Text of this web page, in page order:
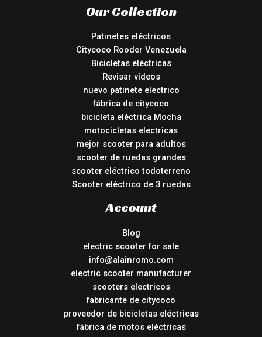
Our Collection
Patinetes eléctricos
Citycoco Rooder Venezuela
Bicicletas eléctricas
Revisar vídeos
nuevo patinete electrico
fábrica de citycoco
bicicleta eléctrica Mocha
motocicletas electricas
mejor scooter para adultos
scooter de ruedas grandes
scooter eléctrico todoterreno
Scooter eléctrico de 3 ruedas
Account
Blog
electric scooter for sale
info@alainromo.com
electric scooter manufacturer
scooters electricos
fabricante de citycoco
proveedor de bicicletas eléctricas
fábrica de motos eléctricas